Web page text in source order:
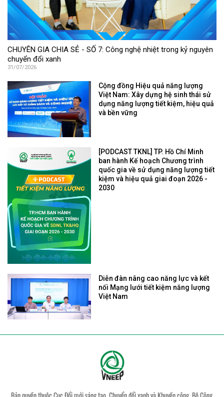
CHUYÊN GIA CHIA SẺ - SỐ 7: Công nghệ nhiệt trong kỷ nguyên
chuyển đổi xanh
31/07/2026
Cộng đồng Hiệu quả năng lượng
Việt Nam: Xây dựng hệ sinh thái sử
dụng năng lượng tiết kiệm, hiệu quả
và bền vững
[PODCAST TKNL] TP. Hồ Chí Minh
ban hành Kế hoạch Chương trình
quốc gia về sử dụng năng lượng tiết
kiệm và hiệu quả giai đoạn 2026 -
2030
Diễn đàn nâng cao năng lực và kết
nối Mạng lưới tiết kiệm năng lượng
Việt Nam